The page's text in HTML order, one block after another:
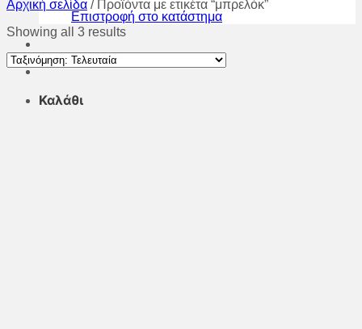
Επιστροφή στο κατάστημα
Καλάθι
Αρχική σελίδα /Προϊόντα με ετικέτα “μπρελόκ”
Showing all 3 results